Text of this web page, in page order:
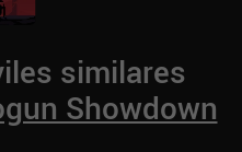
similares
Showdown